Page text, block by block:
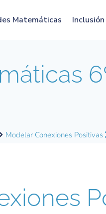
Matemáticas
Modelar Conexiones Positivas